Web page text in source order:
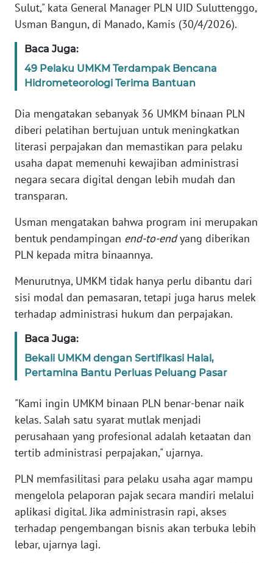
Sulut," kata General Manager PLN UID Suluttenggo,
Usman Bangun, di Manado, Kamis (30/4/2026).
Baca Juga:
49 Pelaku UMKM Terdampak Bencana
Hidrometeorologi Terima Bantuan
Dia mengatakan sebanyak 36 UMKM binaan PLN
diberi pelatihan bertujuan untuk meningkatkan
literasi perpajakan dan memastikan para pelaku
usaha dapat memenuhi kewajiban administrasi
negara secara digital dengan lebih mudah dan
transparan.
Usman mengatakan bahwa program ini merupakan
bentuk pendampingan end-to-endyang diberikan
PLN kepada mitra binaannya.
Menurutnya, UMKM tidak hanya perlu dibantu dari
sisi modal dan pemasaran, tetapi juga harus melek
terhadap administrasi hukum dan perpajakan.
Baca Juga:
Bekali UMKM dengan Sertifikasi Halal,
Pertamina Bantu Perluas Peluang Pasar
"Kami ingin UMKM binaan PLN benar-benar naik
kelas. Salah satu syarat mutlak menjadi
perusahaan yang profesional adalah ketaatan dan
tertib administrasi perpajakan," ujarnya.
PLN memfasilitasi para pelaku usaha agar mampu
mengelola pelaporan pajak secara mandiri melalui
aplikasi digital. Jika administrasin rapi, akses
terhadap pengembangan bisnis akan terbuka lebih
lebar, ujarnya lagi.
Wahana
News
WN
SUMUT
WN
JAKARTA
JABAR
WN
WN
NTT
WN
KEPRI
WN
BARAT
WN
RIAU
WN
SERAMBI
WN
JAMBI